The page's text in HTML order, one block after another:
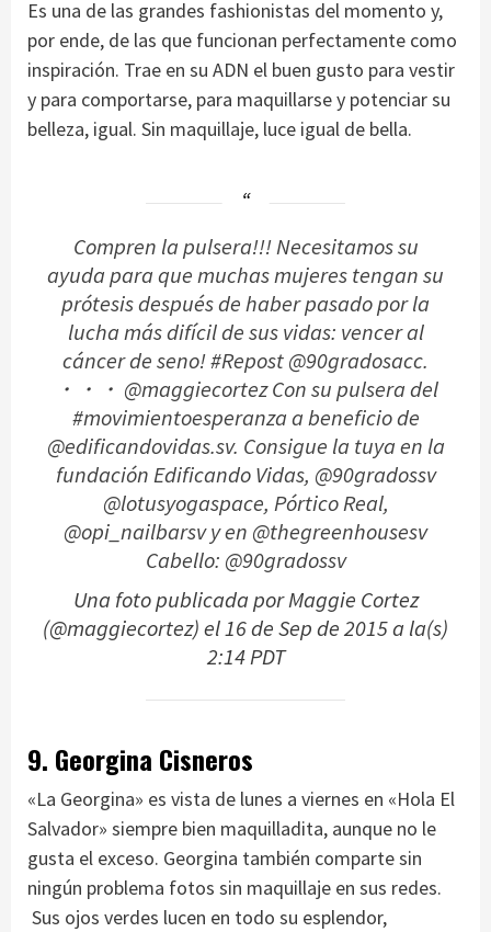
Es una de las grandes fashionistas del momento y,
por ende, de las que funcionan perfectamente como
inspiración. Trae en su ADN el buen gusto para vestir
y para comportarse, para maquillarse y potenciar su
belleza, igual. Sin maquillaje, luce igual de bella.
Compren la pulsera!!! Necesitamos su
ayuda para que muchas mujeres tengan su
prótesis después de haber pasado por la
lucha más difícil de sus vidas: vencer al
cáncer de seno! #Repost @90gradosacc.
・・・ @maggiecortez Con su pulsera del
#movimientoesperanza a beneficio de
@edificandovidas.sv. Consigue la tuya en la
fundación Edificando Vidas, @90gradossv
@lotusyogaspace, Pórtico Real,
@opi_nailbarsv y en @thegreenhousesv
Cabello: @90gradossv
Una foto publicada por Maggie Cortez
(@maggiecortez) el16 de Sep de 2015 a la(s)
2:14 PDT
9. Georgina Cisneros
«La Georgina» es vista de lunes a viernes en «Hola El
Salvador» siempre bien maquilladita, aunque no le
gusta el exceso. Georgina también comparte sin
ningún problema fotos sin maquillaje en sus redes.
Sus ojos verdes lucen en todo su esplendor,